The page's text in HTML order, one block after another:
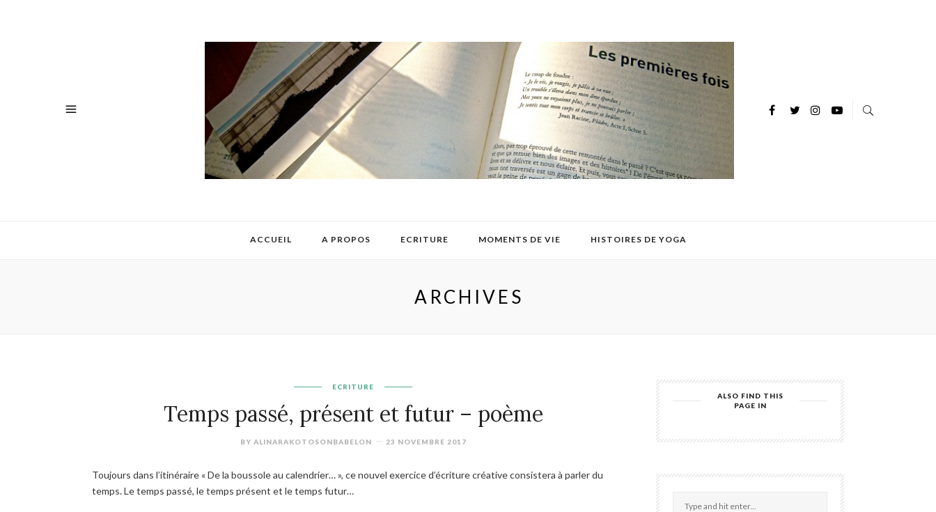
ACCUEIL A PROPOS ECRITURE MOMENTS DE VIE HISTOIRES DE YOGA
ARCHIVES
ECRITURE
Temps passé, présent et futur – poème
BY ALINARAKOTOSONBABELON 23 NOVEMBRE 2017
Toujours dans l’itinéraire « De la boussole au calendrier… », ce nouvel exercice d’écriture créative consistera à parler du
temps. Le temps passé, le temps présent et le temps futur…
ALSO FIND THIS
PAGE IN